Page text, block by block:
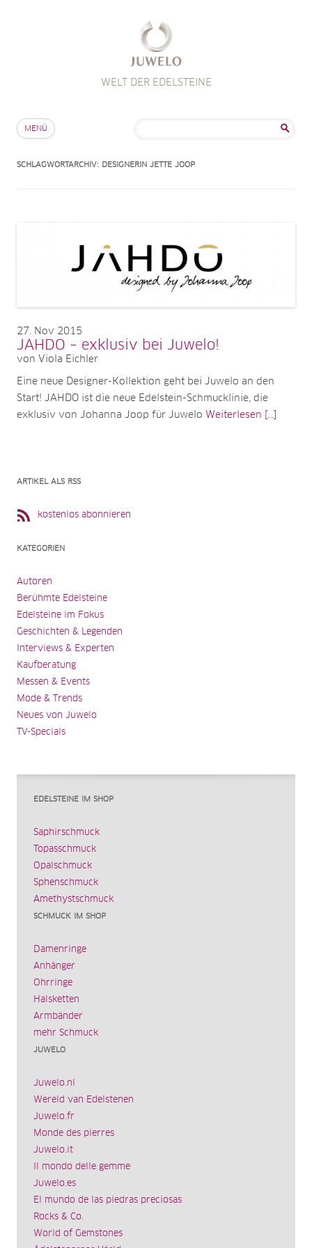
WELT DER EDELSTEINE
MENÜ
SCHLAGWORTARCHIV: DESIGNERIN JETTE JOOP
27 Nov 2015
JAHDO – exklusiv bei Juwelo!
von Viola Eichler
Eine neue Designer-Kollektion geht bei Juwelo an den
Start! JAHDO ist die neue Edelstein-Schmucklinie, die
exklusiv von Johanna Joop für Juwelo Weiterlesen [...]
ARTIKEL ALS RSS
kostenlos abonnieren
KATEGORIEN
Autoren
Berühmte Edelsteine
Edelsteine im Fokus
Geschichten & Legenden
Interviews & Experten
Kaufberatung
Messen & Events
Mode & Trends
Neues von Juwelo
TV-Specials
EDELSTEINE IM SHOP
Saphirschmuck
Topasschmuck
Opalschmuck
Sphenschmuck
Amethystschmuck
SCHMUCK IM SHOP
Damenringe
Anhänger
Ohrringe
Halsketten
Armbänder
mehr Schmuck
JUWELO
Juwelo.nl
Wereld van Edelstenen
Juwelo.fr
Monde des pierres
Juwelo.it
Il mondo delle gemme
Juwelo.es
El mundo de las piedras preciosas
Rocks & Co.
World of Gemstones